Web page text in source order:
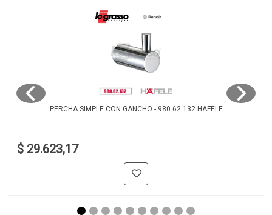
PERCHA SIMPLE CON GANCHO - 980.62.132 HAFELE
$ 29.623,17